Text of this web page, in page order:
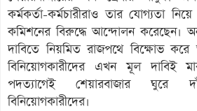
কর্মকর্তা-কর্মচারীরাও তার যোগ্যতা
কমিশনের বিরুদ্ধে আন্দোলন করেছেন।
দাবিতে নিয়মিত রাজপথে বিক্ষোভ করে
বিনিয়োগকারীদের এখন মূল দাবিই
পদত্যাগেই শেয়ারবাজার ঘুরে
বিনিয়োগকারীদের।